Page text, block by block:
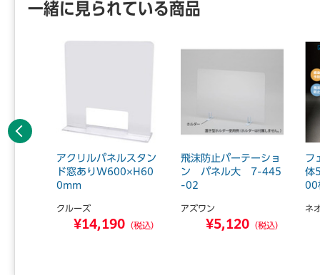
一緒に見られている商品
アクリルパネルスタン
ド窓ありW600×H60
0mm
クルーズ
¥14,190 （税込）
飛沫防止パーテーショ
ン パネル大 7-445
-02
アズワン
¥5,120 （税込）
フ
体
00
ネ
前へ